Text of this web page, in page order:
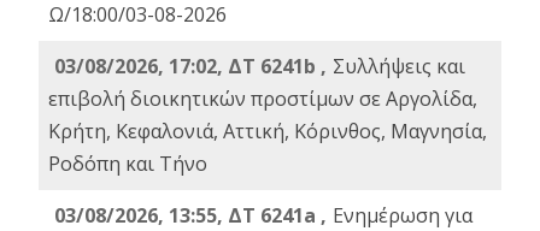
Ω/18:00/03-08-2026
03/08/2026, 17:02, ΔΤ 6241b , Συλλήψεις και
επιβολή διοικητικών προστίμων σε Αργολίδα,
Κρήτη, Κεφαλονιά, Αττική, Κόρινθος, Μαγνησία,
Ροδόπη και Τήνο
03/08/2026, 13:55, ΔΤ 6241a , Ενημέρωση για